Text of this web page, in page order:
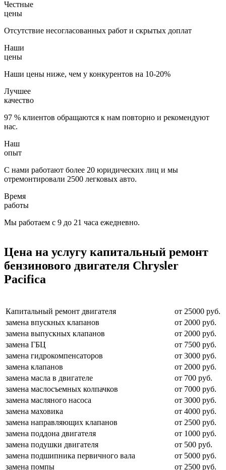
Честные
цены
Отсутствие несогласованных работ и скрытых доплат
Наши
цены
Наши цены ниже, чем у конкурентов на 10-20%
Лучшее
качество
97 % клиентов обращаются к нам повторно и рекомендуют
нас.
Наш
опыт
С нами работают более 20 юридических лиц и мы
отремонтировали 2500 легковых авто.
Время
работы
Мы работаем с 9 до 21 часа ежедневно.
Цена на услугу капитальный ремонт
бензинового двигателя Chrysler
Pacifica
Капитальный ремонт двигателя
от 25000 руб.
замена впускных клапанов
от 2000 руб.
замена выпускных клапанов
от 2000 руб.
замена ГБЦ
от 7500 руб.
замена гидрокомпенсаторов
от 3000 руб.
замена клапанов
от 2000 руб.
замена масла в двигателе
от 700 руб.
замена маслосъемных колпачков
от 7000 руб.
замена масляного насоса
от 3000 руб.
замена маховика
от 4000 руб.
замена направляющих клапанов
от 2500 руб.
замена поддона двигателя
от 1000 руб.
замена подушки двигателя
от 500 руб.
замена подшипника первичного вала
от 5000 руб.
замена помпы
от 2500 руб.